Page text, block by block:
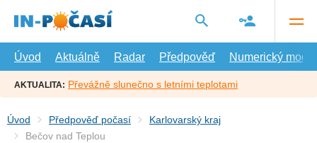
hlavní
Úvod
Aktuálně Radar Předpověď Numerický model
AKTUALITA: Převážně slunečno s letními teplotami
Úvod Předpověď počasí
Karlovarský kraj
Bečov nad Teplou